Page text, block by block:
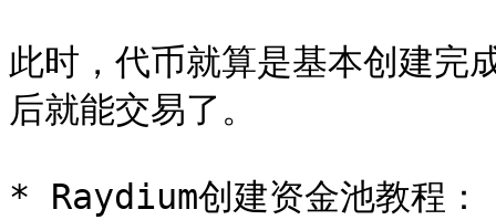
此时，代币就算是基本创建完
后就能交易了。
* Raydium创建资金池教程：